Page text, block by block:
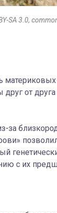
SA 3.0,
материковых
от
за
с их